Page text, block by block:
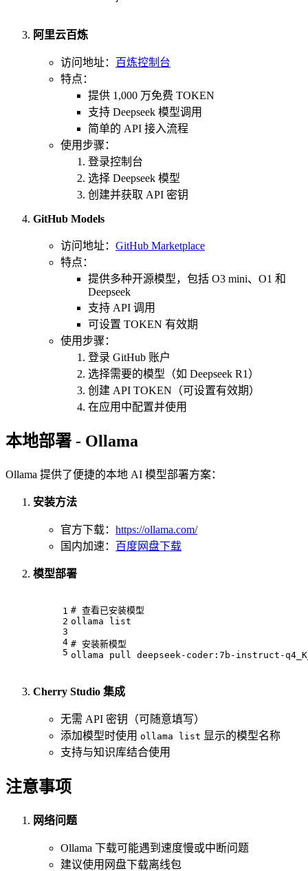
阿里云百炼
访问地址： 百炼控制台
特点：
提供 1,000 万免费 TOKEN
支持 Deepseek 模型调用
简单的 API 接入流程
使用步骤：
登录控制台
选择 Deepseek 模型
创建并获取 API 密钥
GitHub Models
访问地址： GitHub Marketplace
特点：
提供多种开源模型，包括 O3 mini、O1 和
Deepseek
支持 API 调用
可设置 TOKEN 有效期
使用步骤：
登录 GitHub 账户
选择需要的模型（如 Deepseek R1）
创建 API TOKEN（可设置有效期）
在应用中配置并使用
本地部署 - Ollama
Ollama 提供了便捷的本地 AI 模型部署方案：
安装方法
官方下载： https://ollama.com/
国内加速： 百度网盘下载
模型部署
1
2
3
4
5
# 查看已安装模型
ollama list
# 安装新模型
ollama pull deepseek-coder:7b-instruct-
Cherry Studio 集成
无需 API 密钥（可随意填写）
添加模型时使用 ollama list 显示的模型名称
支持与知识库结合使用
注意事项
网络问题
Ollama 下载可能遇到速度慢或中断问题
建议使用网盘下载离线包